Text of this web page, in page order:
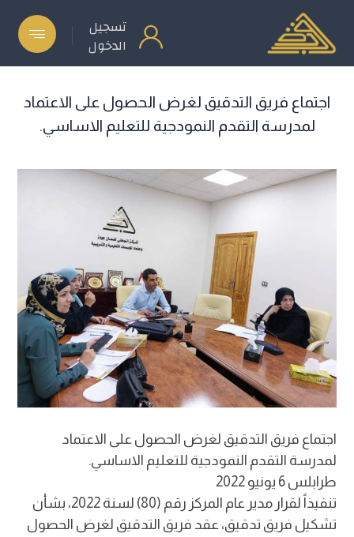
تسجيل
الدخول
اجتماع فريق التدقيق لغرض الحصول على الاعتماد
لمدرسة التقدم النمودجية للتعليم الاساسي.
اجتماع فريق التدقيق لغرض الحصول على الاعتماد
لمدرسة التقدم النمودجية للتعليم الاساسي.
طرابلس 6 يونيو 2022
تنفيذاً لقرار مدير عام المركز رقم (80) لسنة 2022، بشأن
تشكيل فريق تدقيق، عقد فريق التدقيق لغرض الحصول